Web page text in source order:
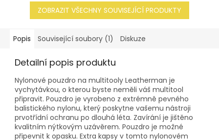
ZOBRAZIT VŠECHNY SOUVISEJÍCÍ PRODUKTY
Popis Související soubory (1) Diskuze
Detailní popis produktu
Nylonové pouzdro na multitooly Leatherman je
vychytávkou, o kterou byste neměli váš multitool
připravit. Pouzdro je vyrobeno z extrémně pevného
balistického nylonu, který poskytne vašemu nástroji
prvotřídní ochranu po dlouhá léta. Zavírání je jištěno
kvalitním nýtkovým uzávěrem. Pouzdro je možné
připevnit k opasku. Extra kapsy v tomto nylonovém